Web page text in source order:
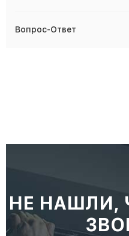
Вопрос-Ответ
НЕ НАШЛИ,